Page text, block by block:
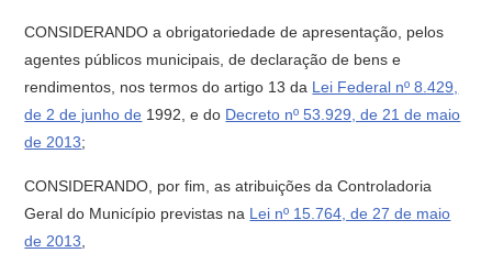
CONSIDERANDO a obrigatoriedade de apresentação, pelos
agentes públicos municipais, de declaração de bens e
rendimentos, nos termos do artigo 13 da Lei Federal nº 8.429,
de 2 de junho de 1992, e do Decreto nº 53.929, de 21 de maio
de 2013;
CONSIDERANDO, por fim, as atribuições da Controladoria
Geral do Município previstas na Lei nº 15.764, de 27 de maio
de 2013